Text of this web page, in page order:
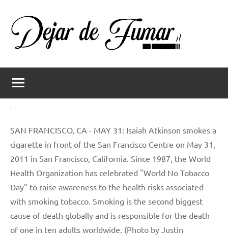
contenido
Dejar
de
fumar
dejar
de
fumar
SAN FRANCISCO, CA - MAY 31: Isaiah Atkinson smokes a
cigarette in front of the San Francisco Centre on May 31,
2011 in San Francisco, California. Since 1987, the World
Health Organization has celebrated "World No Tobacco
Day" to raise awareness to the health risks associated
with smoking tobacco. Smoking is the second biggest
cause of death globally and is responsible for the death
of one in ten adults worldwide. (Photo by Justin